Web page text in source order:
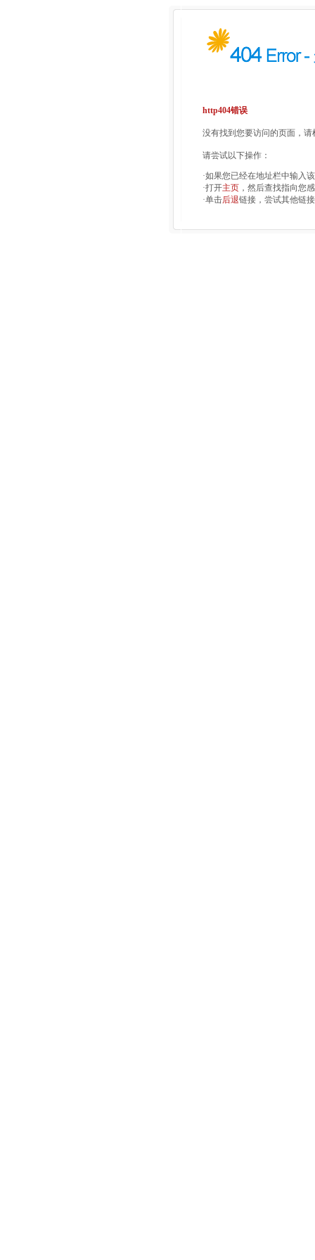
http404错误
没有找到您要访问的页面，
请尝试以下操作：
·如果您已经在地址栏中输入
·打开主页 ，然后查找指向您
·单击后退链接，尝试其他链